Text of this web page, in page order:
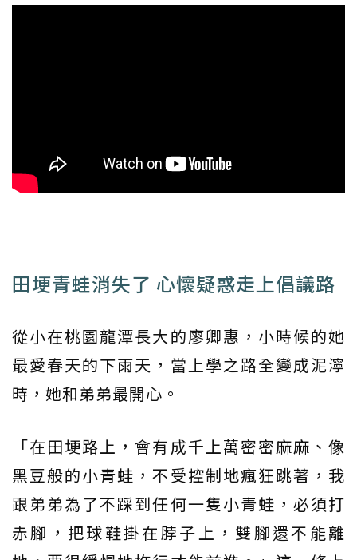
田埂青蛙消失了 心懷疑惑走上倡議路
從小在桃園龍潭長大的廖卿惠，小時候的她
最愛春天的下雨天，當上學之路全變成泥濘
時，她和弟弟最開心。
「在田埂路上，會有成千上萬密密麻麻、像
黑豆般的小青蛙，不受控制地瘋狂跳著，我
跟弟弟為了不踩到任何一隻小青蛙，必須打
赤腳，把球鞋掛在脖子上，雙腳還不能離